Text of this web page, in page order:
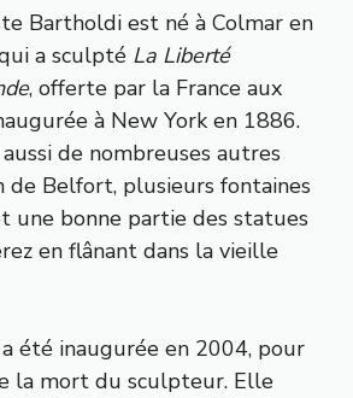
Bartholdi est né à Colmar en
a sculpté La Liberté
, offerte par la France aux
à New York en 1886.
de nombreuses autres
de Belfort, plusieurs fontaines
une bonne partie des statues
en flânant dans la vieille
été inaugurée en 2004, pour
la mort du sculpteur. Elle